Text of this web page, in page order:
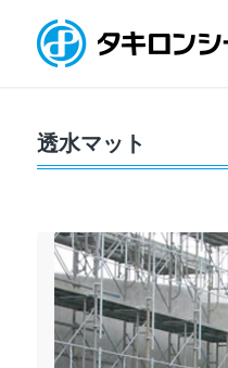
透水マット